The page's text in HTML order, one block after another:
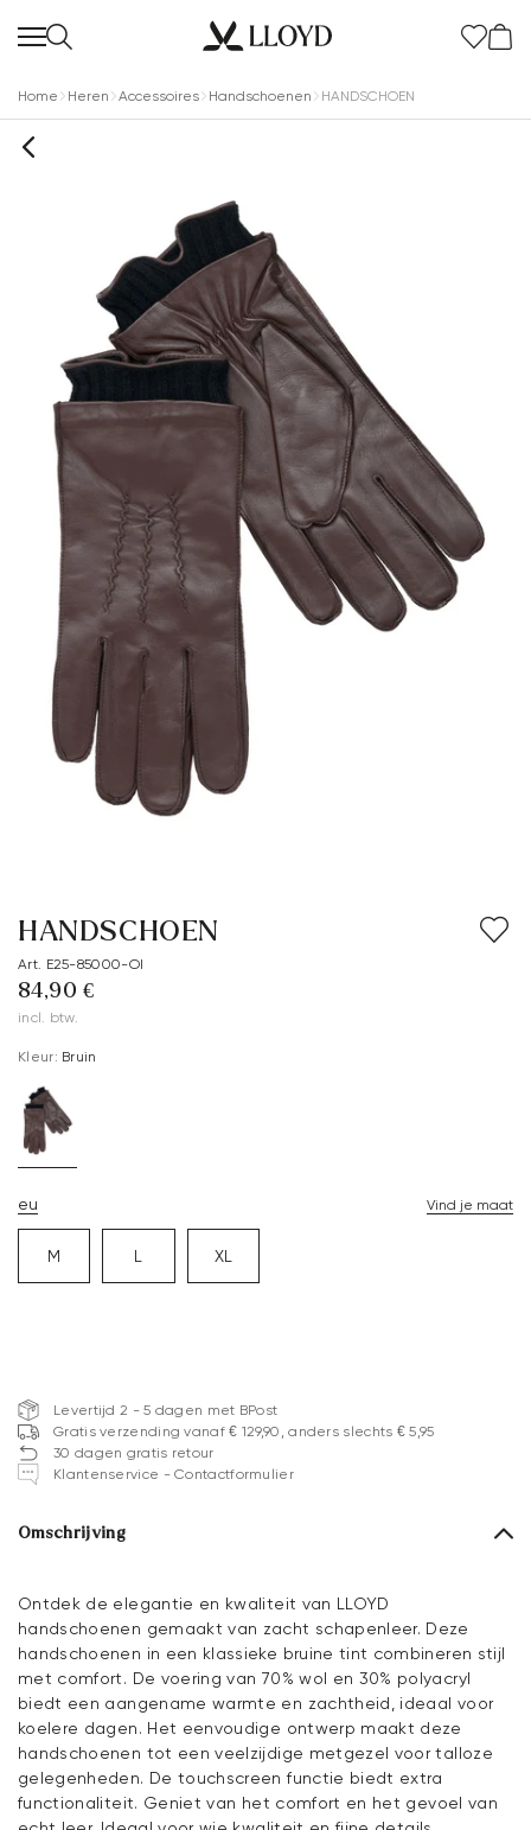
Home Heren Accessoires Handschoenen HANDSCHOEN
HANDSCHOEN
Art. E25-85000-OI
84,90 €
incl. btw.
Kleur: Bruin
eu Vind je maat
M L XL
Levertijd 2 - 5 dagen met BPost
Gratis verzending vanaf € 129,90, anders slechts € 5,95
30 dagen gratis retour
Klantenservice - Contactformulier
Omschrijving
Ontdek de elegantie en kwaliteit van LLOYD
handschoenen gemaakt van zacht schapenleer. Deze
handschoenen in een klassieke bruine tint combineren stijl
met comfort. De voering van 70% wol en 30% polyacryl
biedt een aangename warmte en zachtheid, ideaal voor
koelere dagen. Het eenvoudige ontwerp maakt deze
handschoenen tot een veelzijdige metgezel voor talloze
gelegenheden. De touchscreen functie biedt extra
functionaliteit. Geniet van het comfort en het gevoel van